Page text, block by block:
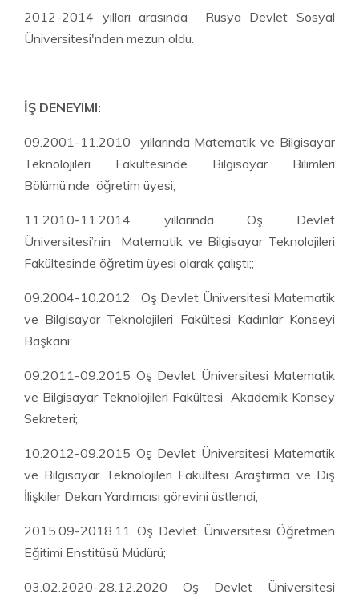
2012-2014 yılları arasında Rusya Devlet Sosyal
Üniversitesi'nden mezun oldu.
İŞ DENEYIMI:
09.2001-11.2010 yıllarında Matematik ve Bilgisayar
Teknolojileri Fakültesinde Bilgisayar Bilimleri
Bölümü’nde öğretim üyesi;
11.2010-11.2014 yıllarında Oş Devlet
Üniversitesi’nin Matematik ve Bilgisayar Teknolojileri
Fakültesinde öğretim üyesi olarak çalıştı;;
09.2004-10.2012 Oş Devlet Üniversitesi Matematik
ve Bilgisayar Teknolojileri Fakültesi Kadınlar Konseyi
Başkanı;
09.2011-09.2015 Oş Devlet Üniversitesi Matematik
ve Bilgisayar Teknolojileri Fakültesi Akademik Konsey
Sekreteri;
10.2012-09.2015 Oş Devlet Üniversitesi Matematik
ve Bilgisayar Teknolojileri Fakültesi Araştırma ve Dış
İlişkiler Dekan Yardımcısı görevini üstlendi;
2015.09-2018.11 Oş Devlet Üniversitesi Öğretmen
Eğitimi Enstitüsü Müdürü;
03.02.2020-28.12.2020 Oş Devlet Üniversitesi